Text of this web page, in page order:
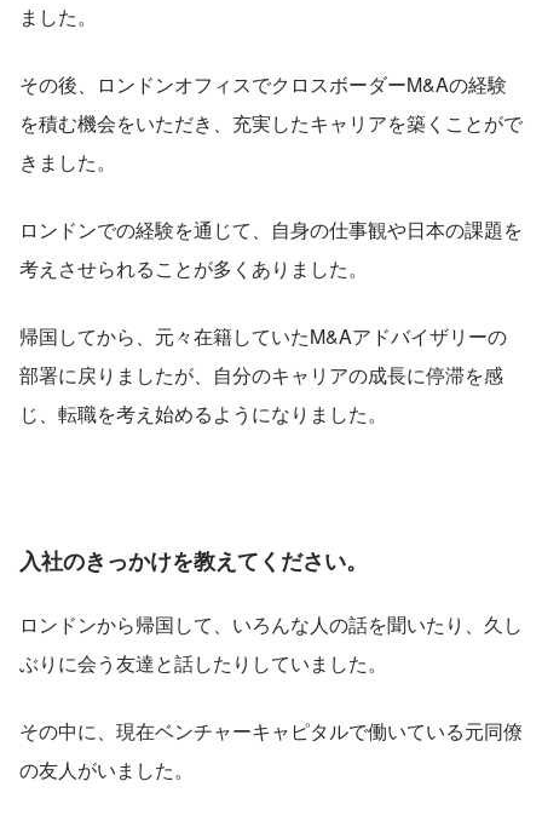
ました。
その後、ロンドンオフィスでクロスボーダーM&Aの経験
を積む機会をいただき、充実したキャリアを築くことがで
きました。
ロンドンでの経験を通じて、自身の仕事観や日本の課題を
考えさせられることが多くありました。
帰国してから、元々在籍していたM&Aアドバイザリーの
部署に戻りましたが、自分のキャリアの成長に停滞を感
じ、転職を考え始めるようになりました。
入社のきっかけを教えてください。
ロンドンから帰国して、いろんな人の話を聞いたり、久し
ぶりに会う友達と話したりしていました。
その中に、現在ベンチャーキャピタルで働いている元同僚
の友人がいました。